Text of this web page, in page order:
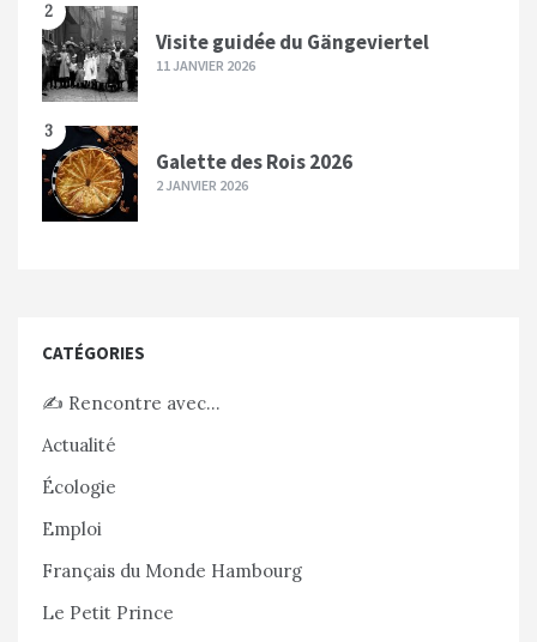
2
Visite guidée du Gängeviertel
11 JANVIER 2026
3
Galette des Rois 2026
2 JANVIER 2026
CATÉGORIES
✍️ Rencontre avec…
Actualité
Écologie
Emploi
Français du Monde Hambourg
Le Petit Prince